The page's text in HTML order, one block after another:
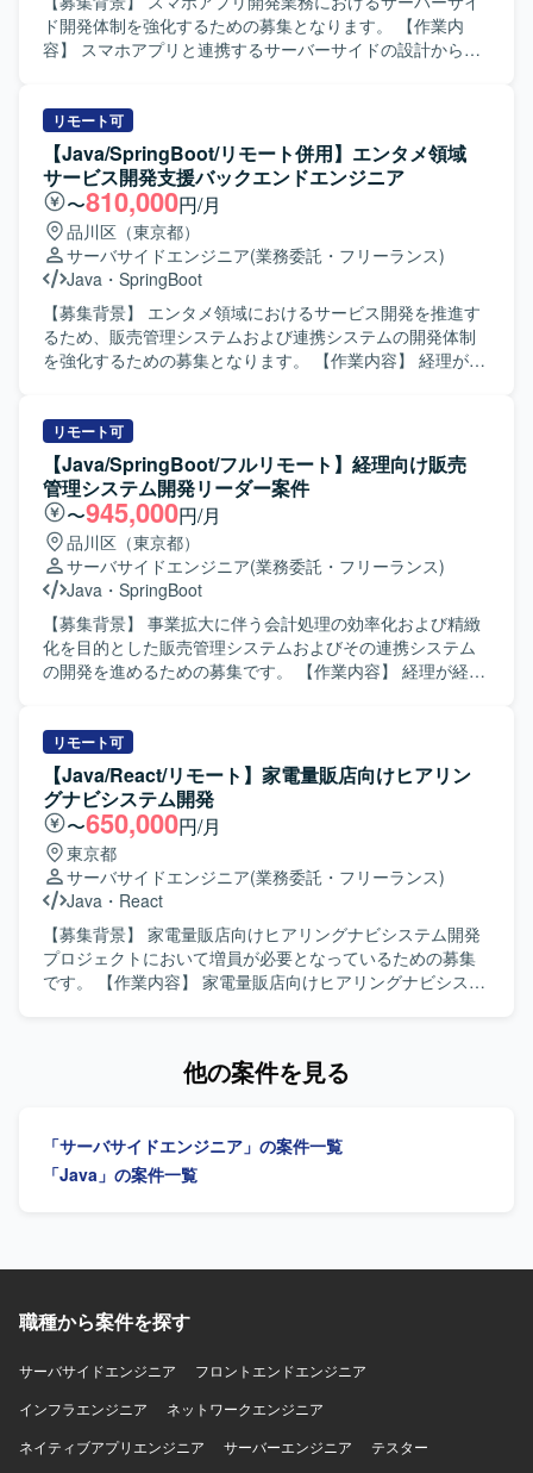
て品質向上に取り組める方が望ましいです。 【ポジション
の魅力】 生命保険業界向けのコアシステムに携わること
貫で関われるため、要件定義スキルや設計力を伸ばしやす
い環境です。CJFリプレイス対応など、レガシーからモダン
環境への移行経験も積むことができます。 【開発環境】
JavaおよびSpringBootを中心としたWebアプリケーション
開発環境となっております。クラウド技術としてAWSを利
用する可能性があり、要件定義や基本設計など上流工程に
も関わる機会がございます。
ド開発体制を強化するための募集となります。 【作業内
容】 スマホアプリと連携するサーバーサイドの設計から製
いただきます。 Git/GitHubを用いたチーム開発環境下で、
レビューやソース管理を行いながら開発を進めていただき
ます。 Dockerを用いたサーバーサイドアプリケーションの
コンテナ環境構築や動作確認を実施していただきます。
【求める人物像】 設計からテストまで主体的に対応できる
方を求めております。 チームメンバーとコミュニケーショ
ンを取りながら開発を進められる方を歓迎いたします。 既
存コードの改善やリファクタリングに前向きに取り組める
方ですと望ましいです。 【ポジションの魅力】 サーバーサ
イド開発の上流から下流まで一貫して携わることができ、
設計力・実装力ともに経験を積んでいただけます。
境】 JavaおよびSpring Frameworkを用いたサーバーサイド
開発を行います。 Git/GitHubによるバージョン管理のも
と、Dockerを利用したコンテナ環境で開発・テストを実施
いたします。
リモート可
【Java/SpringBoot/リモート併用】エンタメ領域
サービス開発支援バックエンドエンジニア
〜810,000円/月
品川区（東京都）
サーバサイドエンジニア(業務委託・フリーランス)
Java ・ SpringBoot
【募集背景】 エンタメ領域におけるサービス開発を推進す
るため、販売管理システムおよび連携システムの開発体制
を強化するための募集となります。 【作業内容】 経理が経
を担当していただきます。 フロントエンド・バックエンド
を問わず、スクラムチームの一員としてスプリントバック
ログに積まれたPBIを完了させるまでの一連の開発フローを
担っていただきます。 アーキテクチャやドメインを理解し
ながら、課題整理や改善も含めた継続的な機能追加・改修
を行っていただきます。 【求める人物像】 積極的にキャッ
チアップしつつ、自走してタスクを推進できる方を求めて
います。 課題に対して真摯に向き合い、アウトプットを内
に閉じずにチームへ共有できる方が望ましいです。 要件や
背景を理解したうえで設計・実装・テスト・リリースまで
一貫して対応でき、顧客への価値貢献に強いこだわりを持
メ領域のサービス価値向上に直接貢献できるポジションで
す。 スクラム開発のもと、少人数チームで裁量高く設計か
らリリースまで一貫して携わることができ、アーキテクチ
ャ設計やドメイン理解を深めながらスキルアップが可能で
す。 【開発環境】 JavaおよびSpring Bootを用いたWebサ
ービス開発を中心とした環境となります。 RDBMSや
NoSQLなどのデータベースを活用し、Gitでソースコード管
理を行う開発スタイルです。
リモート可
【Java/SpringBoot/フルリモート】経理向け販売
管理システム開発リーダー案件
〜945,000円/月
品川区（東京都）
サーバサイドエンジニア(業務委託・フリーランス)
Java ・ SpringBoot
【募集背景】 事業拡大に伴う会計処理の効率化および精緻
化を目的とした販売管理システムおよびその連携システム
の開発を進めるための募集です。 【作業内容】 経理が経
リースまでの一連の開発業務を担当していただきます。ス
クラムチームの開発メンバーとしてスプリントバックログ
に積まれたPBIを着実に推進し、フロントエンド・バックエ
ンドを問わず開発作業を行っていただきます。また、チー
ムメンバーやステークホルダーと連携しながら課題の整理
や解決に取り組んでいただきます。 【求める人物像】 積極
的にキャッチアップし自走できる方、課題に真摯に向き合
いアウトプットを通じて他メンバーと知見共有ができる方
を求めています。アーキテクチャやドメインを理解したう
えで設計から開発までを独力で遂行でき、顧客への価値貢
献に強い関心を持って取り組める方を歓迎いたします。開
拡大を支える基幹的な会計・販売管理領域のシステム開発
ムチームの一員としてアジャイルな開発プロセスを実践し
ながら、アーキテクチャやドメイン理解を深めつつフロン
開発環境のもと、RDBMSやNoSQLを利用したシステム開発
による開発プロセスの中で日々のコミュニケーションには
Slack、オンラインミーティングにはオンライン会議ツール
を活用いたします。
リモート可
【Java/React/リモート】家電量販店向けヒアリン
グナビシステム開発
〜650,000円/月
東京都
サーバサイドエンジニア(業務委託・フリーランス)
Java ・ React
【募集背景】 家電量販店向けヒアリングナビシステム開発
プロジェクトにおいて増員が必要となっているための募集
です。 【作業内容】 家電量販店向けヒアリングナビシステ
【求める人物像】 チーム内で円滑にコミュニケーションを
ただける方が望ましいです。 【ポジションの魅力】 上流か
らテストまで一貫して携わることができるため、要件理解
を用いたシステム開発環境での作業となります。
他の案件を見る
「サーバサイドエンジニア」の案件一覧
「Java」の案件一覧
職種から案件を探す
サーバサイドエンジニア
フロントエンドエンジニア
インフラエンジニア
ネットワークエンジニア
ネイティブアプリエンジニア
サーバーエンジニア
テスター